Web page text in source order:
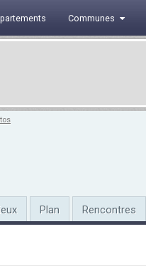
Communes
Plan Rencontres